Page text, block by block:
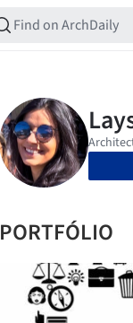
PORTFÓLIO